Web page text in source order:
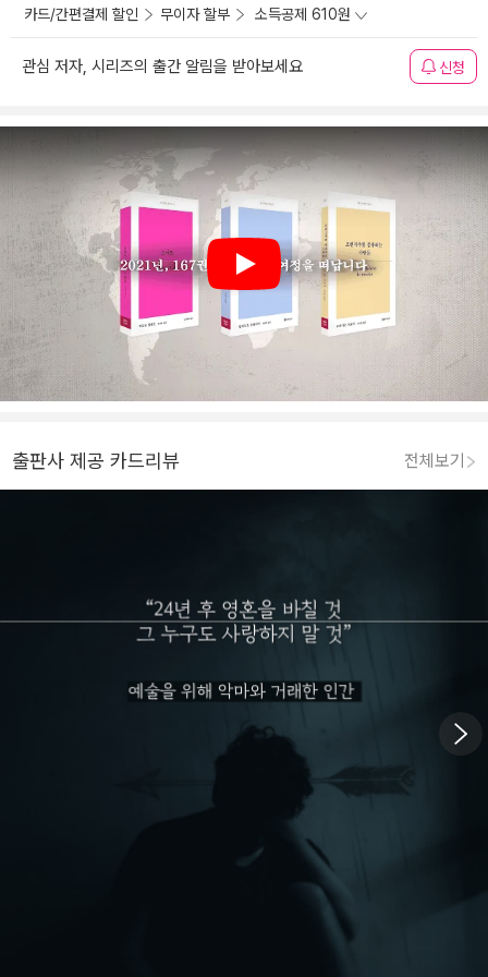
카드/간편결제 할인 무이자 할부 소득공제 610원
관심 저자, 시리즈의 출간 알림을 받아보세요 신청
Play
출판사 제공 카드리뷰 전체보기